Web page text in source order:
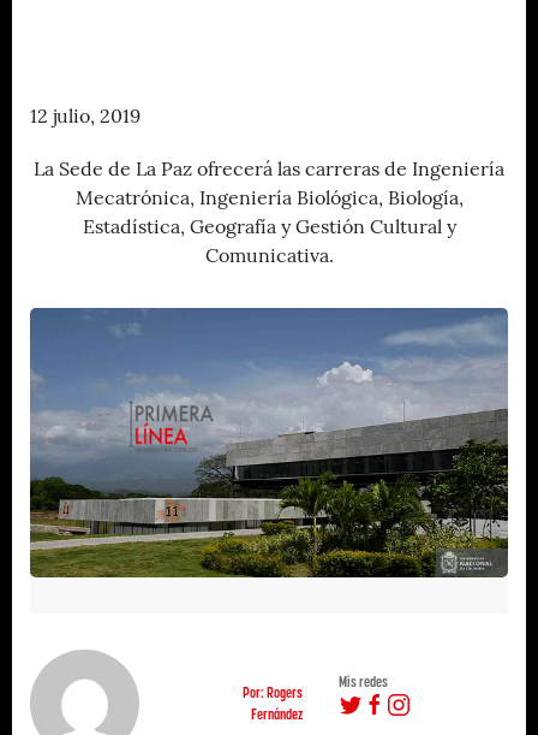
12 julio, 2019
La Sede de La Paz ofrecerá las carreras de Ingeniería
Mecatrónica, Ingeniería Biológica, Biología,
Estadística, Geografía y Gestión Cultural y
Comunicativa.
Por: Rogers
Fernández
Mis redes